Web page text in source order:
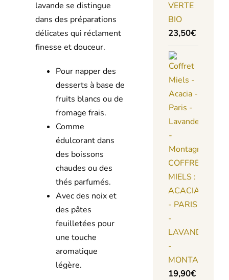
lavande se distingue
dans des préparations
délicates qui réclament
finesse et douceur.
Pour napper des
desserts à base de
fruits blancs ou de
fromage frais.
Comme
édulcorant dans
des boissons
chaudes ou des
thés parfumés.
Avec des noix et
des pâtes
feuilletées pour
une touche
aromatique
légère.
VERTE
BIO
23,50€
COFFRET
MIELS :
ACACIA
- PARIS
-
LAVANDE
-
MONTAGNE
19,90€